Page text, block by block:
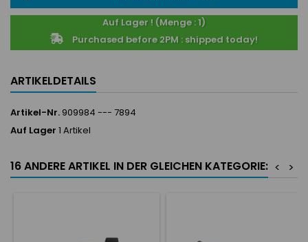
Auf Lager ! (Menge : 1)
Purchased before 2PM : shipped today!
ARTIKELDETAILS
Artikel-Nr. 909984 --- 7894
Auf Lager 1 Artikel
16 ANDERE ARTIKEL IN DER GLEICHEN KATEGORIE: >
<